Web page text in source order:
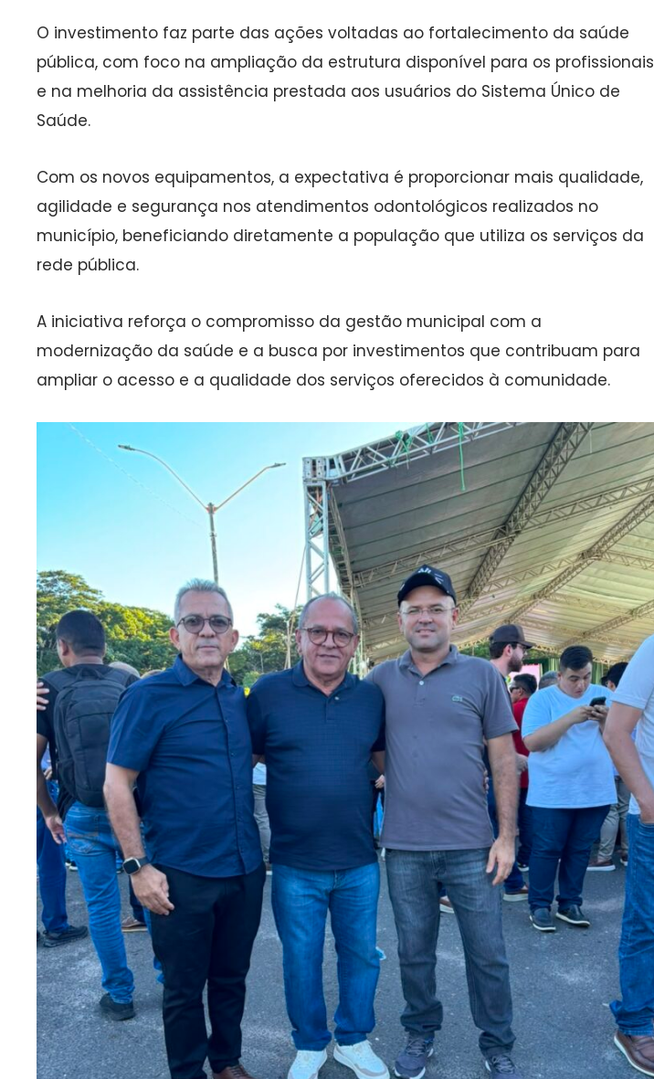
O investimento faz parte das ações voltadas ao fortalecimento da saúde
pública, com foco na ampliação da estrutura disponível para os profissionais
e na melhoria da assistência prestada aos usuários do Sistema Único de
Saúde.
Com os novos equipamentos, a expectativa é proporcionar mais qualidade,
agilidade e segurança nos atendimentos odontológicos realizados no
município, beneficiando diretamente a população que utiliza os serviços da
rede pública.
A iniciativa reforça o compromisso da gestão municipal com a
modernização da saúde e a busca por investimentos que contribuam para
ampliar o acesso e a qualidade dos serviços oferecidos à comunidade.